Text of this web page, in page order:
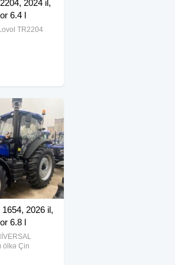
2024 il,
6.4 l
TR2204
2026 il,
6.8 l
ölkə Çin